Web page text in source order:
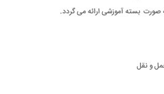
.
و نقل